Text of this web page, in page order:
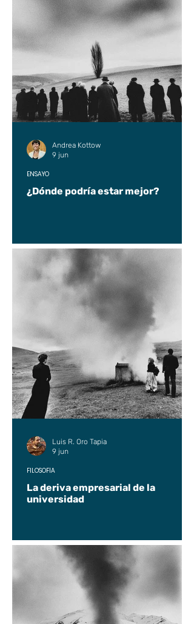
¿Dónde podría estar mejor?
ENSAYO
Andrea Kottow
9 jun
La deriva empresarial de la
universidad
FILOSOFÍA
Luis R. Oro Tapia
9 jun